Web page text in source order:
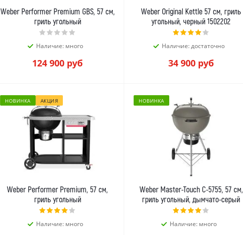
Weber Performer Premium GBS, 57 см,
гриль угольный
Наличие: много
124 900 руб
Weber Original Kettle 57 см, гриль
угольный, черный 1502202
Наличие: достаточно
34 900 руб
НОВИНКА АКЦИЯ
Weber Performer Premium, 57 см,
гриль угольный
Наличие: много
НОВИНКА
Weber Master-Touch C-5755, 57 см,
гриль угольный, дымчато-серый
Наличие: много